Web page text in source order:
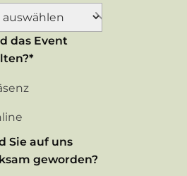
das Event
Sie auf uns
geworden?